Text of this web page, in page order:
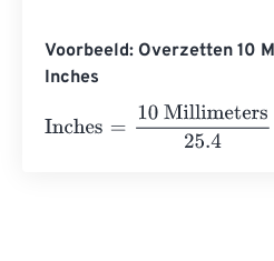
Voorbeeld: Overzetten 10
Inches
Inches
10 Millimeters25.4=